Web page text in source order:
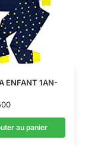
ENFANT 1AN-
au panier